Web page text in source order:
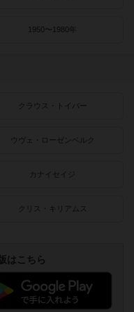
1950〜1980年
クラウス・トイバー
ウヴェ・ローゼンベルク
カナイセイジ
クリス・キリアムス
はこちら